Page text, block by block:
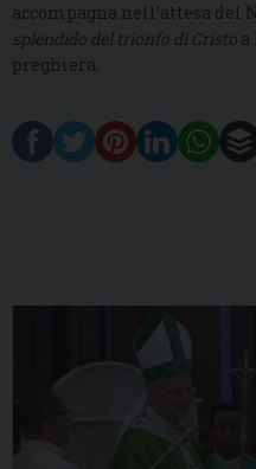
accompagna nell’attesa del
splendido del trionfo di Cristo
preghiera.